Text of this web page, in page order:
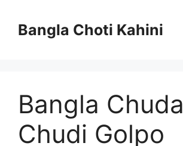
contentBangla Choti Kahini
Bangla Chuda
Chudi Golpo